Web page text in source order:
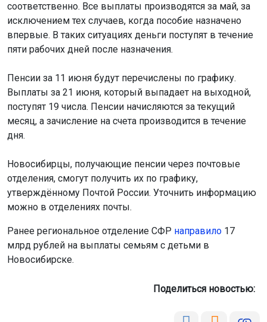
соответственно. Все выплаты производятся за май, за
исключением тех случаев, когда пособие назначено
впервые. В таких ситуациях деньги поступят в течение
пяти рабочих дней после назначения.
Пенсии за 11 июня будут перечислены по графику.
Выплаты за 21 июня, который выпадает на выходной,
поступят 19 числа. Пенсии начисляются за текущий
месяц, а зачисление на счета производится в течение
дня.
Новосибирцы, получающие пенсии через почтовые
отделения, смогут получить их по графику,
утверждённому Почтой России. Уточнить информацию
можно в отделениях почты.
Ранее региональное отделение СФР направило 17
млрд рублей на выплаты семьям с детьми в
Новосибирске.
Поделиться новостью: